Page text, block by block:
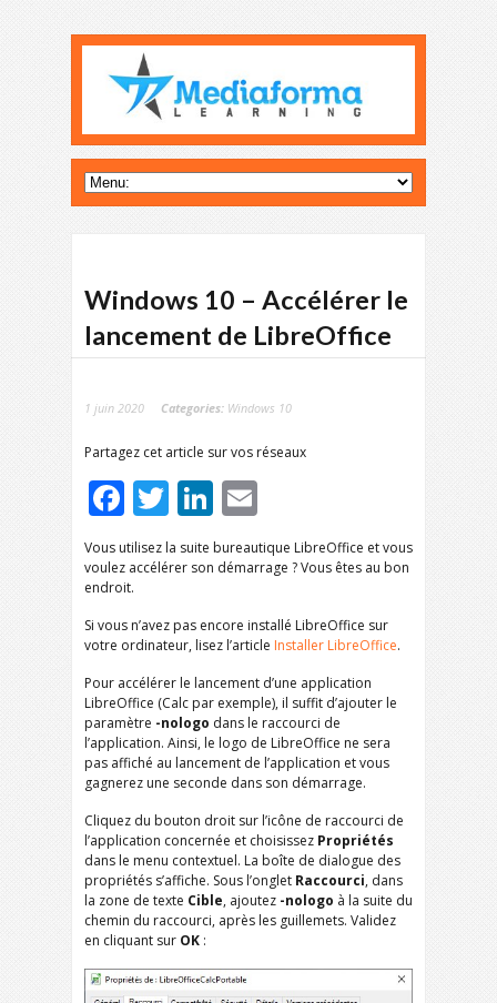
Windows 10 – Accélérer le
lancement de LibreOffice
1 juin 2020 Categories: Windows 10
Partagez cet article sur vos réseaux
Facebook
TwitterLinkedIn
Vous utilisez la suite bureautique LibreOffice et vous
voulez accélérer son démarrage ? Vous êtes au bon
endroit.
Si vous n’avez pas encore installé LibreOffice sur
votre ordinateur, lisez l’article Installer LibreOffice.
Pour accélérer le lancement d’une application
LibreOffice (Calc par exemple), il suffit d’ajouter le
paramètre -nologo dans le raccourci de
l’application. Ainsi, le logo de LibreOffice ne sera
pas affiché au lancement de l’application et vous
gagnerez une seconde dans son démarrage.
Cliquez du bouton droit sur l’icône de raccourci de
l’application concernée et choisissez Propriétés
dans le menu contextuel. La boîte de dialogue des
propriétés s’affiche. Sous l’onglet Raccourci, dans
la zone de texte Cible, ajoutez -nologo à la suite du
chemin du raccourci, après les guillemets. Validez
en cliquant sur OK :